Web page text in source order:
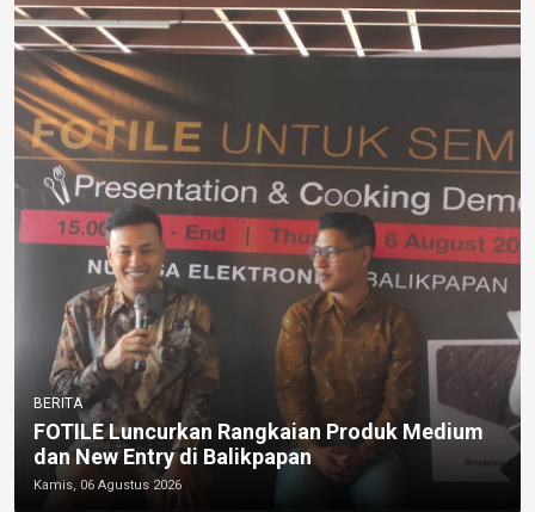
BERITA
FOTILE Luncurkan Rangkaian Produk Medium
dan New Entry di Balikpapan
Kamis, 06 Agustus 2026